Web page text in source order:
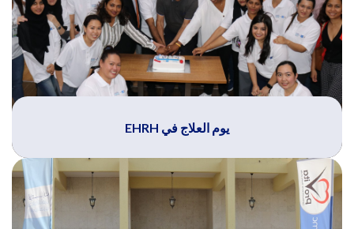
يوم العلاج في EHRH